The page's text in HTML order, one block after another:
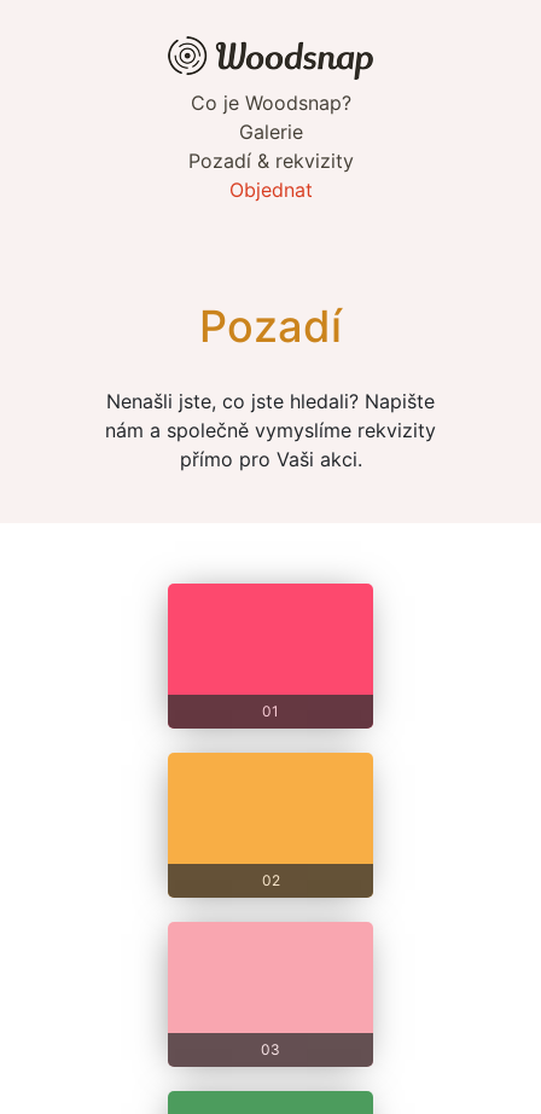
Co je Woodsnap?
Galerie
Pozadí & rekvizity
Objednat
Pozadí
Nenašli jste, co jste hledali? Napište
nám a společně vymyslíme rekvizity
přímo pro Vaši akci.
01
02
03